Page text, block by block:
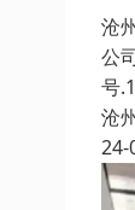
沧
公
号
沧
24-